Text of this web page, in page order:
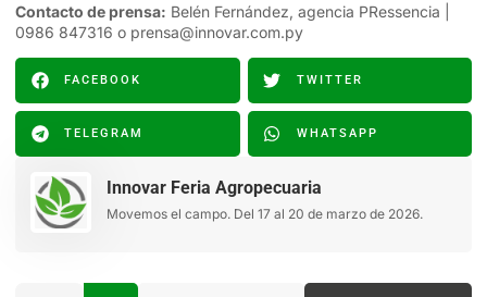
Contacto de prensa: Belén Fernández, agencia PRessencia |
0986 847316 o prensa@innovar.com.py
FACEBOOK TWITTER
TELEGRAM WHATSAPP
Innovar Feria Agropecuaria
Movemos el campo. Del 17 al 20 de marzo de 2026.